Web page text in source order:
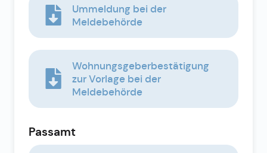
Ummeldung bei der
Meldebehörde
Wohnungsgeberbestätigung
zur Vorlage bei der
Meldebehörde
Passamt